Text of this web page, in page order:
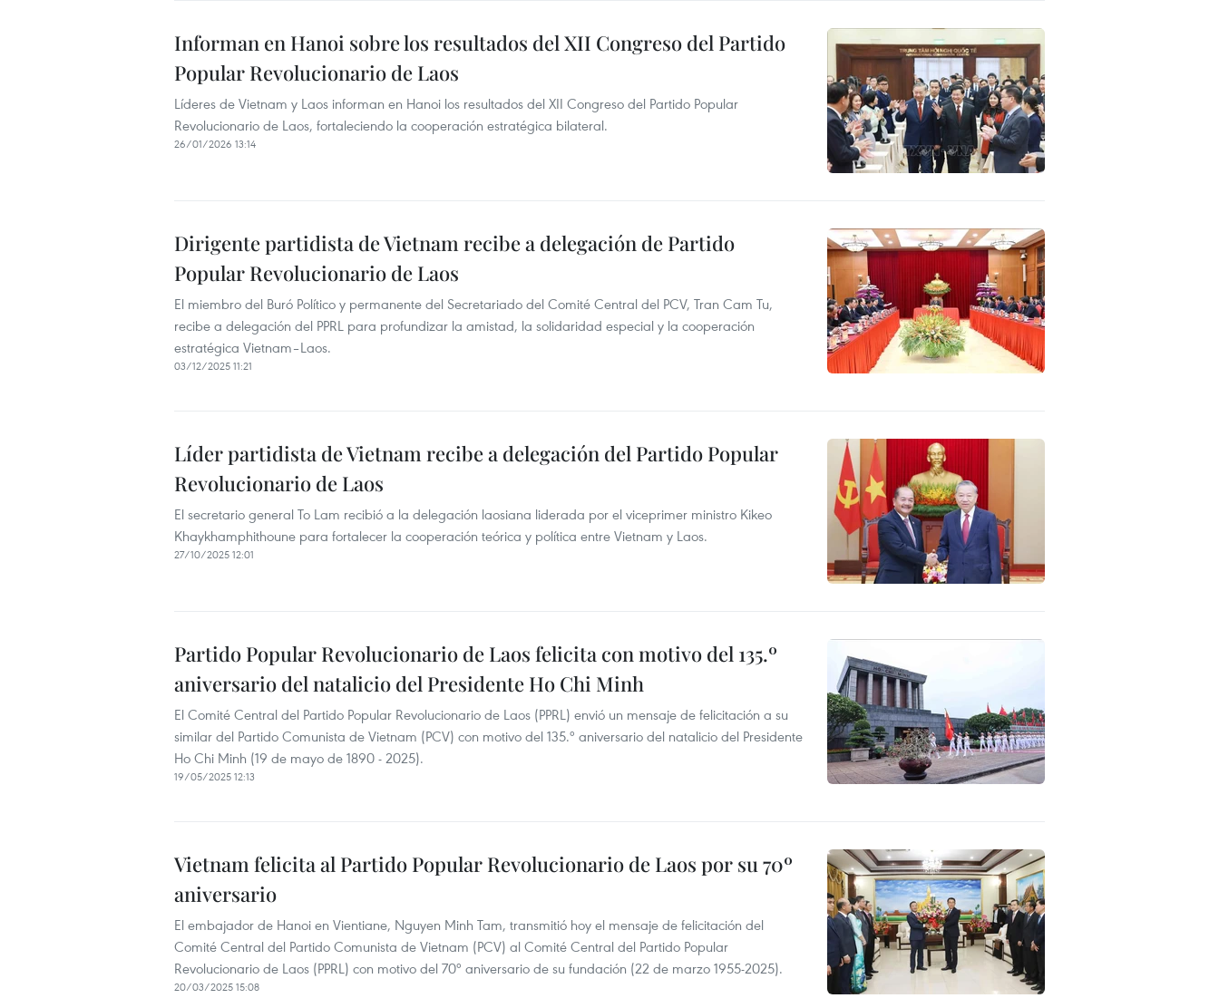
Informan en Hanoi sobre los resultados del XII Congreso del Partido
Popular Revolucionario de Laos
Líderes de Vietnam y Laos informan en Hanoi los resultados del XII Congreso del Partido Popular
Revolucionario de Laos, fortaleciendo la cooperación estratégica bilateral.
26/01/2026 13:14
Dirigente partidista de Vietnam recibe a delegación de Partido
Popular Revolucionario de Laos
El miembro del Buró Político y permanente del Secretariado del Comité Central del PCV, Tran Cam Tu,
recibe a delegación del PPRL para profundizar la amistad, la solidaridad especial y la cooperación
estratégica Vietnam–Laos.
03/12/2025 11:21
Líder partidista de Vietnam recibe a delegación del Partido Popular
Revolucionario de Laos
El secretario general To Lam recibió a la delegación laosiana liderada por el viceprimer ministro Kikeo
Khaykhamphithoune para fortalecer la cooperación teórica y política entre Vietnam y Laos.
27/10/2025 12:01
Partido Popular Revolucionario de Laos felicita con motivo del 135.º
aniversario del natalicio del Presidente Ho Chi Minh
El Comité Central del Partido Popular Revolucionario de Laos (PPRL) envió un mensaje de felicitación a su
similar del Partido Comunista de Vietnam (PCV) con motivo del 135.º aniversario del natalicio del Presidente
Ho Chi Minh (19 de mayo de 1890 - 2025).
19/05/2025 12:13
Vietnam felicita al Partido Popular Revolucionario de Laos por su 70º
aniversario
El embajador de Hanoi en Vientiane, Nguyen Minh Tam, transmitió hoy el mensaje de felicitación del
Comité Central del Partido Comunista de Vietnam (PCV) al Comité Central del Partido Popular
Revolucionario de Laos (PPRL) con motivo del 70º aniversario de su fundación (22 de marzo 1955-2025).
20/03/2025 15:08